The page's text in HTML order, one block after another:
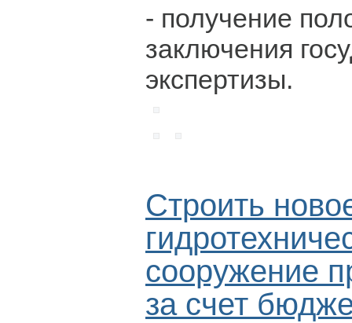
- получение
заключения
экспертизы.
Строить
сооружение
за счет